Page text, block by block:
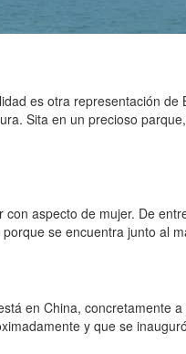
es otra representación
Sita en un precioso
aspecto de mujer. De
porque se encuentra junto al
en China, concretamente
y que se